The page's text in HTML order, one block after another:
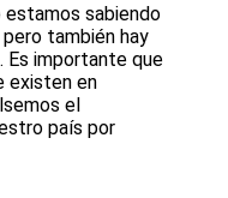
estamos sabiendo
también hay
Es importante que
existen en
el
país por